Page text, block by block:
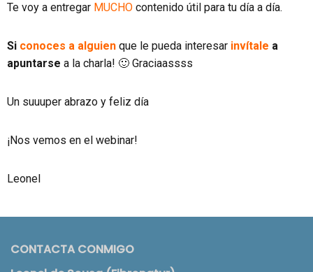
Te voy a entregar MUCHO contenido útil para tu día a día.
Si conoces a alguien que le pueda interesar invítale a
apuntarse a la charla! 🙂 Graciaassss
Un suuuper abrazo y feliz día
¡Nos vemos en el webinar!
Leonel
CONTACTA CONMIGO